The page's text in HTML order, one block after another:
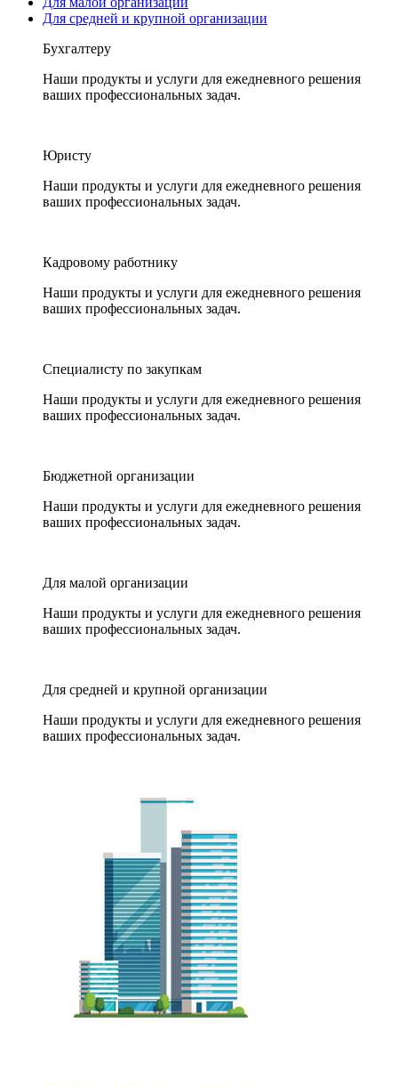
Для средней и крупной организации
Бухгалтеру
Наши продукты и услуги для ежедневного решения
ваших профессиональных задач.
Юристу
Наши продукты и услуги для ежедневного решения
ваших профессиональных задач.
Кадровому работнику
Наши продукты и услуги для ежедневного решения
ваших профессиональных задач.
Специалисту по закупкам
Наши продукты и услуги для ежедневного решения
ваших профессиональных задач.
Бюджетной организации
Наши продукты и услуги для ежедневного решения
ваших профессиональных задач.
Для малой организации
Наши продукты и услуги для ежедневного решения
ваших профессиональных задач.
Для средней и крупной организации
Наши продукты и услуги для ежедневного решения
ваших профессиональных задач.